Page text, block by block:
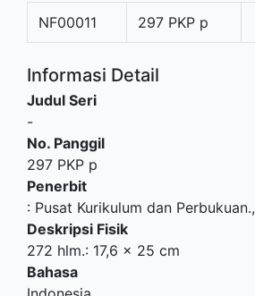
NF00011 297 PKP p
Informasi Detail
Judul Seri
-
No. Panggil
297 PKP p
Penerbit
: Pusat Kurikulum dan Perbukuan.,
Deskripsi Fisik
272 hlm.: 17,6 x 25 cm
Bahasa